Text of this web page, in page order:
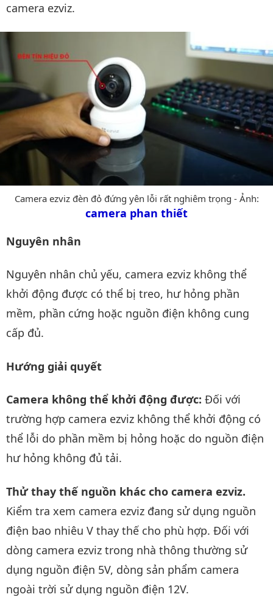
camera ezviz.
Camera ezviz đèn đỏ đứng yên lỗi rất nghiêm trọng - Ảnh:
camera phan thiết
Nguyên nhân
Nguyên nhân chủ yếu, camera ezviz không thể
khởi động được có thể bị treo, hư hỏng phần
mềm, phần cứng hoặc nguồn điện không cung
cấp đủ.
Hướng giải quyết
Camera không thể khởi động được: Đối với
trường hợp camera ezviz không thể khởi động có
thể lỗi do phần mềm bị hỏng hoặc do nguồn điện
hư hỏng không đủ tải.
Thử thay thế nguồn khác cho camera ezviz.
Kiểm tra xem camera ezviz đang sử dụng nguồn
điện bao nhiêu V thay thế cho phù hợp. Đối với
dòng camera ezviz trong nhà thông thường sử
dụng nguồn điện 5V, dòng sản phẩm camera
ngoài trời sử dụng nguồn điện 12V.